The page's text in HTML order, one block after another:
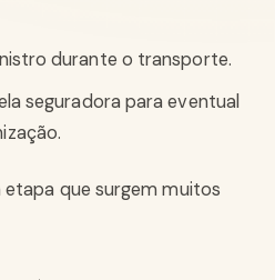
durante o transporte.
seguradora para eventual
que surgem muitos